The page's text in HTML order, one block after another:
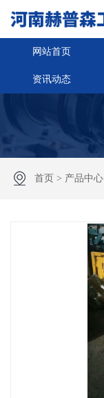
网站首页
资讯动态
首页 > 产品中心